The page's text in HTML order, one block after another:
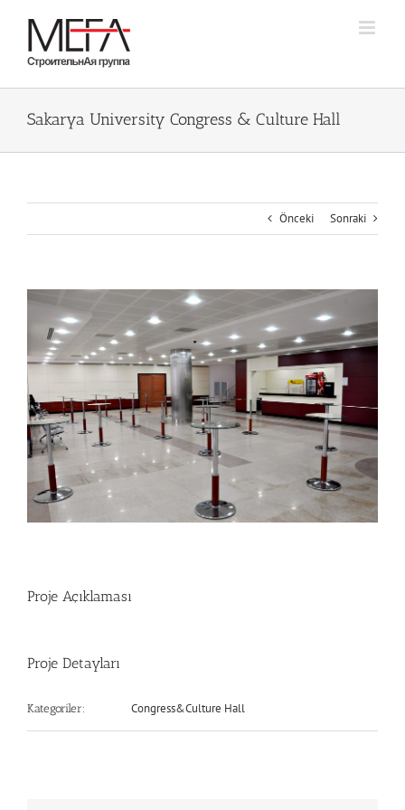
Sakarya University Congress & Culture Hall
Önceki Sonraki
Görüntüle
Proje Açıklaması
Proje Detayları
Kategoriler: Congress&Culture Hall